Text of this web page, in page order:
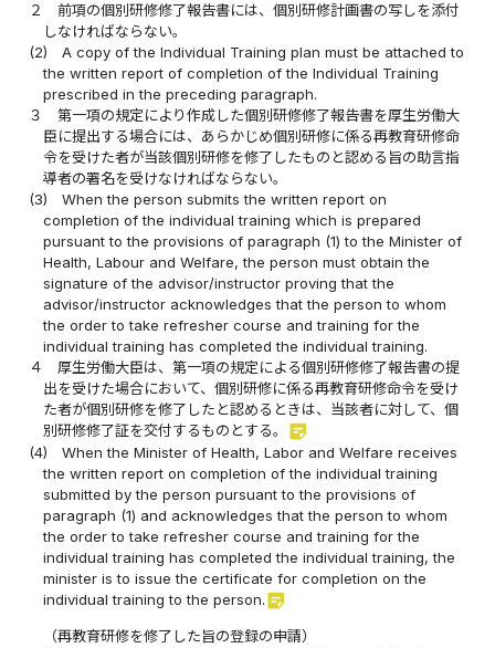
２
前項の個別研修修了報告書には、個別研修計画書の写しを添付
しなければならない。
(2)
A copy of the Individual Training plan must be attached to
the written report of completion of the Individual Training
prescribed in the preceding paragraph.
３
第一項の規定により作成した個別研修修了報告書を厚生労働大
臣に提出する場合には、あらかじめ個別研修に係る再教育研修命
令を受けた者が当該個別研修を修了したものと認める旨の助言指
導者の署名を受けなければならない。
(3)
When the person submits the written report on
completion of the individual training which is prepared
pursuant to the provisions of paragraph (1) to the Minister of
Health, Labour and Welfare, the person must obtain the
signature of the advisor/instructor proving that the
advisor/instructor acknowledges that the person to whom
the order to take refresher course and training for the
individual training has completed the individual training.
４
厚生労働大臣は、第一項の規定による個別研修修了報告書の提
出を受けた場合において、個別研修に係る再教育研修命令を受け
た者が個別研修を修了したと認めるときは、当該者に対して、個
別研修修了証を交付するものとする。 sticky_note_2
(4)
When the Minister of Health, Labor and Welfare receives
the written report on completion of the individual training
submitted by the person pursuant to the provisions of
paragraph (1) and acknowledges that the person to whom
the order to take refresher course and training for the
individual training has completed the individual training, the
minister is to issue the certificate for completion on the
individual training to the person.sticky_note_2
（再教育研修を修了した旨の登録の申請）